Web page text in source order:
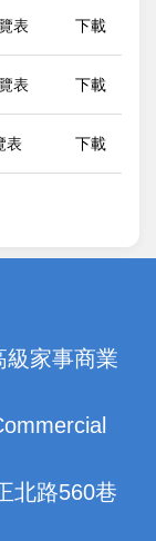
表 下載
表 下載
表 下載
級家事商業
北路560巷